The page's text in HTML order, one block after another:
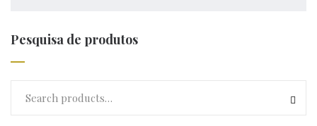
Pesquisa de produtos